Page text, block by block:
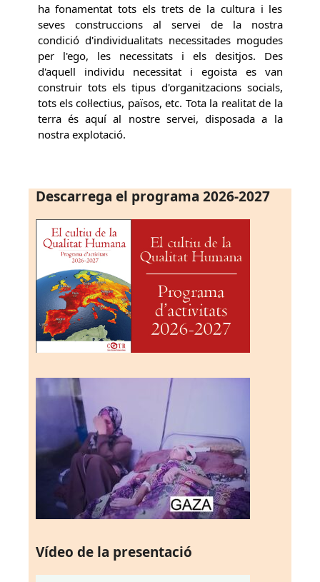
ha fonamentat tots els trets de la cultura i les
seves construccions al servei de la nostra
condició d'individualitats necessitades mogudes
per l'ego, les necessitats i els desitjos. Des
d'aquell individu necessitat i egoista es van
construir tots els tipus d'organitzacions socials,
tots els col·lectius, països, etc. Tota la realitat de la
terra és aquí al nostre servei, disposada a la
nostra explotació.
Descarrega el programa 2026-2027
Vídeo de la presentació